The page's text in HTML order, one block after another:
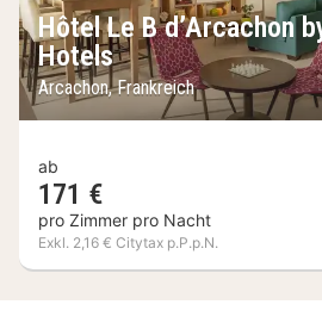
Hôtel Le B d’Arcachon
Hotels
Arcachon, Frankreich
ab
171 €
pro Zimmer pro Nacht
Exkl. 2,16 € Citytax p.P.p.N.